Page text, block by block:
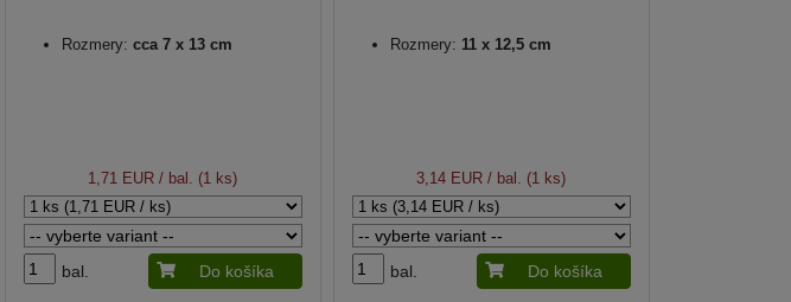
Rozmery: cca 7 x 13 cm
1,71 EUR / bal. (1 ks)
bal. Do košíka
Rozmery: 11 x 12,5 cm
3,14 EUR / bal. (1 ks)
bal. Do košíka